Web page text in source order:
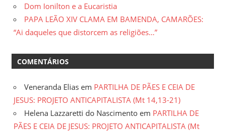
Dom Ionilton e a Eucaristia
PAPA LEÃO XIV CLAMA EM BAMENDA, CAMARÕES:
“Ai daqueles que distorcem as religiões…”
COMENTÁRIOS
Veneranda Elias em PARTILHA DE PÃES E CEIA DE
JESUS: PROJETO ANTICAPITALISTA (Mt 14,13-21)
Helena Lazzaretti do Nascimento em PARTILHA DE
PÃES E CEIA DE JESUS: PROJETO ANTICAPITALISTA (Mt